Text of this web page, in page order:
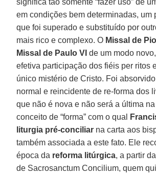
em condições bem determinadas, um
que foi superado e substituído por
mais rico e complexo. O Missal de
Missal de Paulo VI de um modo
efetiva participação dos fiéis per ritos
único mistério de Cristo. Foi
normal e reincidente de re-forma dos
que não é nova e não será a última
conceito de “forma” com o qual
liturgia pré-conciliar na carta aos
também associada a este fato. Ele
época da reforma litúrgica, a partir
de Sacrosanctum Concilium, quem